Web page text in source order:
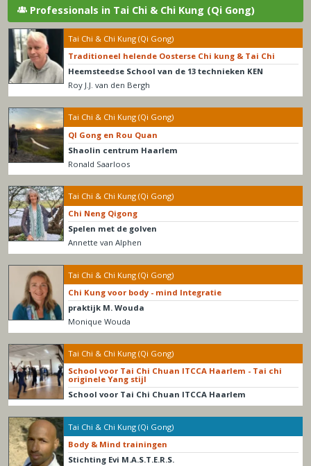
Professionals in Tai Chi & Chi Kung (Qi Gong)
Tai Chi & Chi Kung (Qi Gong)
Traditioneel helende Oosterse Chi kung & Tai Chi
Heemsteedse School van de 13 technieken KEN
Roy J.J. van den Bergh
Tai Chi & Chi Kung (Qi Gong)
QI Gong en Rou Quan
Shaolin centrum Haarlem
Ronald Saarloos
Tai Chi & Chi Kung (Qi Gong)
Chi Neng Qigong
Spelen met de golven
Annette van Alphen
Tai Chi & Chi Kung (Qi Gong)
Chi Kung voor body - mind Integratie
praktijk M. Wouda
Monique Wouda
Tai Chi & Chi Kung (Qi Gong)
School voor Tai Chi Chuan ITCCA Haarlem - Tai chi
originele Yang stijl
School voor Tai Chi Chuan ITCCA Haarlem
Tai Chi & Chi Kung (Qi Gong)
Body & Mind trainingen
Stichting Evi M.A.S.T.E.R.S.